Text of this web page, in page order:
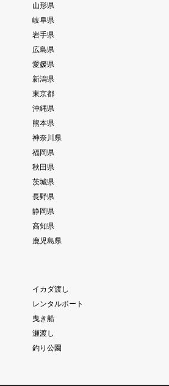
山形県
岐阜県
岩手県
広島県
愛媛県
新潟県
東京都
沖縄県
熊本県
神奈川県
福岡県
秋田県
茨城県
長野県
静岡県
高知県
鹿児島県
イカダ渡し
レンタルボート
曳き船
瀬渡し
釣り公園